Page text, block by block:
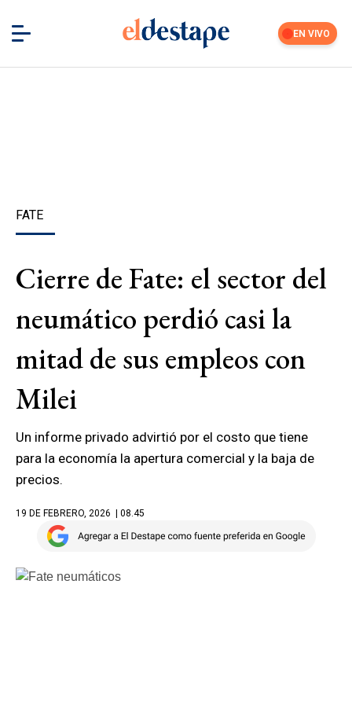
EN VIVO
FATE
Cierre de Fate: el sector del
neumático perdió casi la
mitad de sus empleos con
Milei
Un informe privado advirtió por el costo que tiene
para la economía la apertura comercial y la baja de
precios.
19 DE FEBRERO, 2026 | 08.45